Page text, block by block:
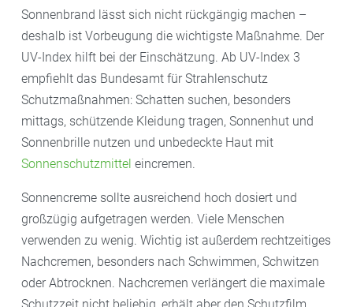
Sonnenbrand lässt sich nicht rückgängig machen –
deshalb ist Vorbeugung die wichtigste Maßnahme. Der
UV-Index hilft bei der Einschätzung. Ab UV-Index 3
empfiehlt das Bundesamt für Strahlenschutz
Schutzmaßnahmen: Schatten suchen, besonders
mittags, schützende Kleidung tragen, Sonnenhut und
Sonnenbrille nutzen und unbedeckte Haut mit
Sonnenschutzmittel eincremen.
Sonnencreme sollte ausreichend hoch dosiert und
großzügig aufgetragen werden. Viele Menschen
verwenden zu wenig. Wichtig ist außerdem rechtzeitiges
Nachcremen, besonders nach Schwimmen, Schwitzen
oder Abtrocknen. Nachcremen verlängert die maximale